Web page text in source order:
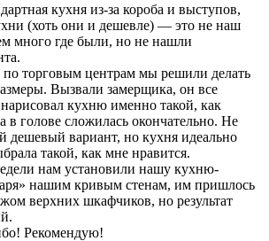
кухня из-за короба и выступов,
(хоть они и дешевле) — это не наш
много где были, но не нашли
по торговым центрам мы решили делать
Вызвали замерщика, он все
кухню именно такой, как
в голове сложилась окончательно. Не
дешевый вариант, но кухня идеально
такой, как мне нравится.
нам установили нашу кухню-
нашим кривым стенам, им пришлось
верхних шкафчиков, но результат
Рекомендую!